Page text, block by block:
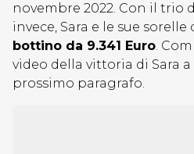
novembre 2022. Con il trio
invece, Sara e le sue
bottino da 9.341 Euro.
video della vittoria di Sara a
prossimo paragrafo.